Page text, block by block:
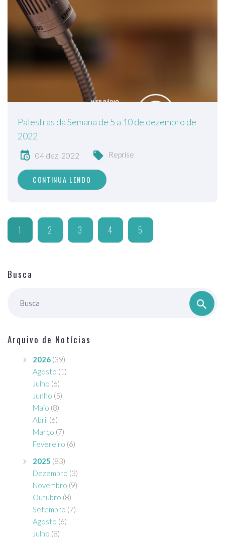
Palestras da Semana de 5 a 10 de dezembro de
2022
04 dez, 2022 Reprise
CONTINUA LENDO
1 2 3 4 5
Busca
Busca
Arquivo de Notícias
2026 (39)
Agosto (1)
Julho (6)
Junho (5)
Maio (8)
Abril (6)
Março (7)
Fevereiro (6)
2025 (83)
Dezembro (3)
Novembro (9)
Outubro (8)
Setembro (7)
Agosto (6)
Julho (8)